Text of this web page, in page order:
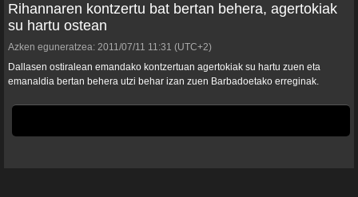
Rihannaren kontzertu bat bertan behera, agertokiak
su hartu ostean
Azken eguneratzea: 2011/07/11 11:31 (UTC+2)
Dallasen ostiralean emandako kontzertuan agertokiak su hartu zuen eta
emanaldia bertan behera utzi behar izan zuen Barbadoetako erreginak.